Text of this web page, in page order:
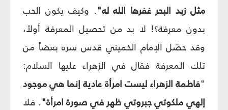
مثل زبد البحر غفرها الله له". وكيف يكون الحب
بدون معرفة؟! لا بد من تحصيل المعرفة أولاً،
وقد حصَّل الإمام الخميني قدس سره بعضاً من
تلك المعرفة فقال في الزهراء عليها السلام:
"فاطمة الزهراء ليست امرأة عادية إنما هي موجود
إلهي ملكوتي جبروتي ظهر في صورة امرأة". فلا